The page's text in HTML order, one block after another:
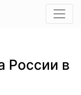
России в